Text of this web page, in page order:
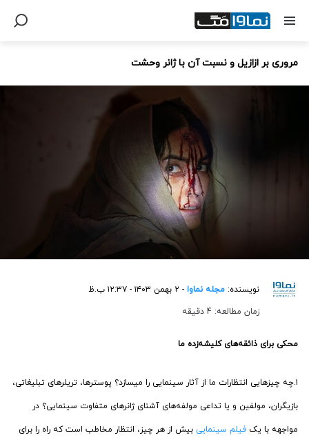
مروری بر ازازیل و نسبت آن با ژانر وحشت
نویسنده: مجله نماوا - ۲ بهمن ۱۴۰۳ - ۱۲:۳۷ ب.ظ
زمان مطالعه: 4 دقیقه
محکی برای ذائقه‌های کلیشه‌زده ما
۱.چه چیزهایی انتظارات ما از آثار سینمایی را می­سازد؟ پوسترها، تریلرهای تبلیغاتی،
بازیگران، مولفین و یا تداعی مولفه­‌های آشنای ژانرهای متفاوت سینمایی؟ در
مواجهه با یک فیلم سینمایی بیش از هر چیز، انتظار مخاطب است که راه را برای